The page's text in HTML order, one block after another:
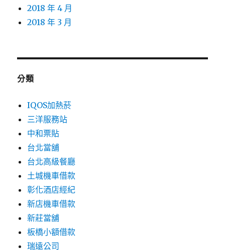
2018 年 4 月
2018 年 3 月
分類
IQOS加熱菸
三洋服務站
中和票貼
台北當舖
台北高級餐廳
土城機車借款
彰化酒店經紀
新店機車借款
新莊當舖
板橋小額借款
瑞遠公司